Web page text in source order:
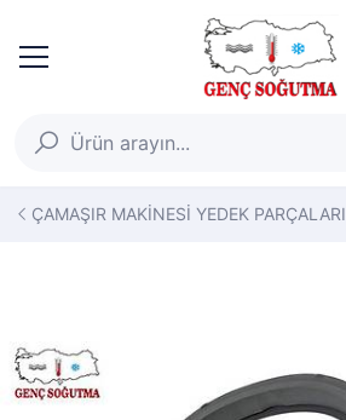
ÇAMAŞIR MAKİNESİ YEDEK PARÇALARI